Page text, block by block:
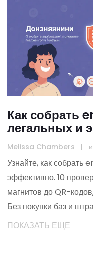
Как собрать
легальных и
способов
Melissa Chambers |
Узнайте, как собрать
эффективно. 10
магнитов до QR-
Без покупки баз и
ПОКАЗАТЬ ЕЩЕ